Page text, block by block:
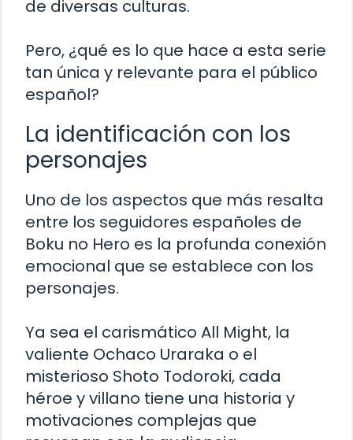
de diversas culturas.
Pero, ¿qué es lo que hace a esta serie
tan única y relevante para el público
español?
La identificación con los
personajes
Uno de los aspectos que más resalta
entre los seguidores españoles de
Boku no Hero es la profunda conexión
emocional que se establece con los
personajes.
Ya sea el carismático All Might, la
valiente Ochaco Uraraka o el
misterioso Shoto Todoroki, cada
héroe y villano tiene una historia y
motivaciones complejas que